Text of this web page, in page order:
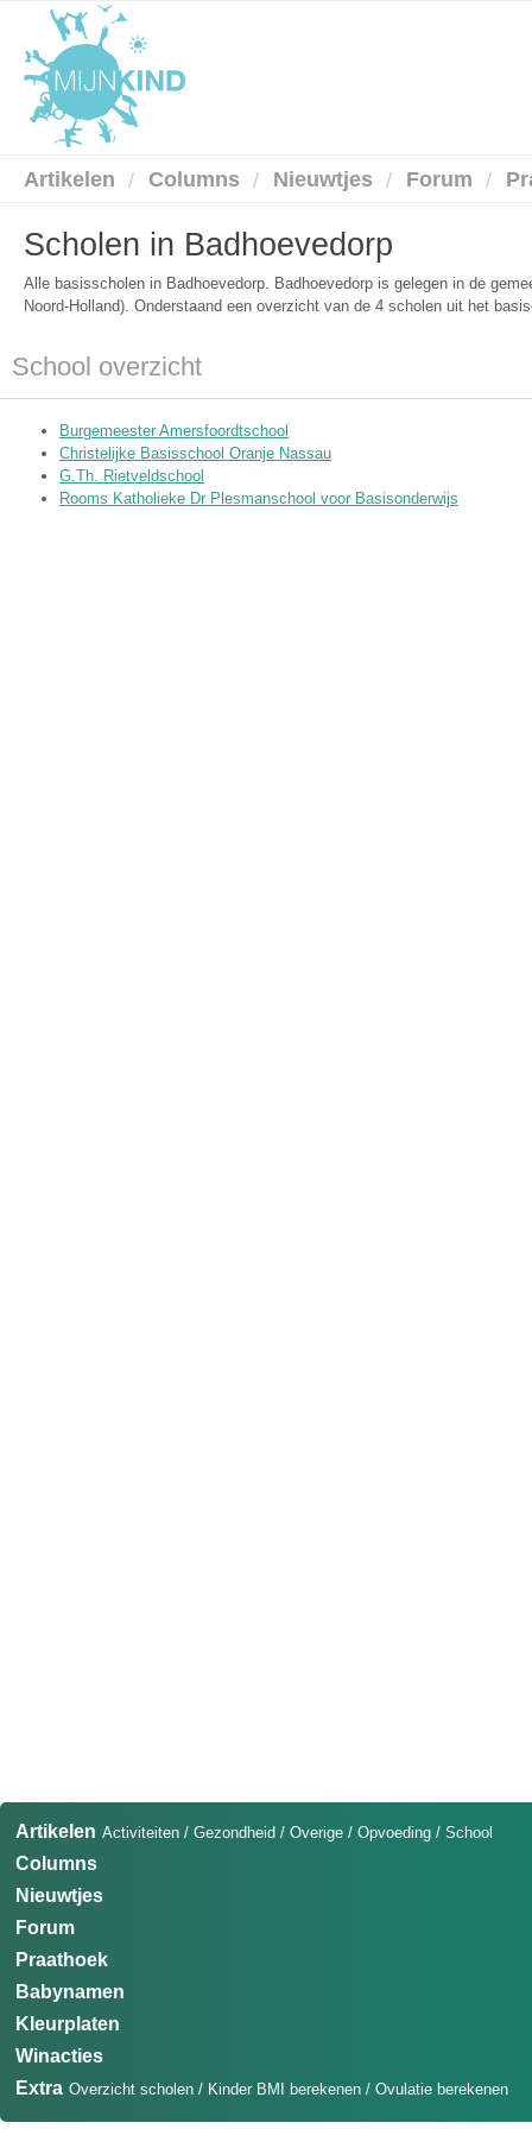
Artikelen Columns Nieuwtjes Forum
Scholen in Badhoevedorp
Alle basisscholen in Badhoevedorp. Badhoevedorp is gelegen in de
Noord-Holland). Onderstaand een overzicht van de 4 scholen uit het
School overzicht
Burgemeester Amersfoordtschool
Christelijke Basisschool Oranje Nassau
G.Th. Rietveldschool
Rooms Katholieke Dr Plesmanschool voor Basisonderwijs
Artikelen Activiteiten / Gezondheid / Overige / Opvoeding / School
Columns
Nieuwtjes
Forum
Praathoek
Babynamen
Kleurplaten
Winacties
Extra Overzicht scholen / Kinder BMI berekenen / Ovulatie berekenen